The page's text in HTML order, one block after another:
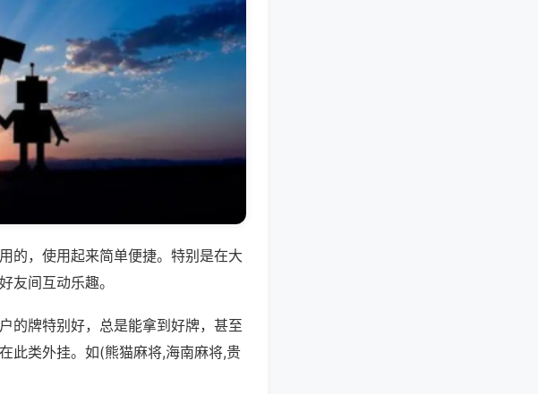
的，使用起来简单便捷。特别是在大
友间互动乐趣。
的牌特别好，总是能拿到好牌，甚至
此类外挂。如(熊猫麻将,海南麻将,贵